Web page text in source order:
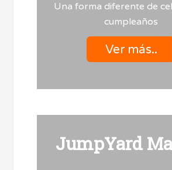
Una forma diferente de
cumpleaños
Ver más..
JumpYard